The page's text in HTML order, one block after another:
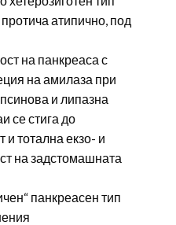
протича атипично, под
на панкреаса с
на амилаза при
и липазна
се стига до
тотална екзо- и
на задстомашната
панкреасен тип